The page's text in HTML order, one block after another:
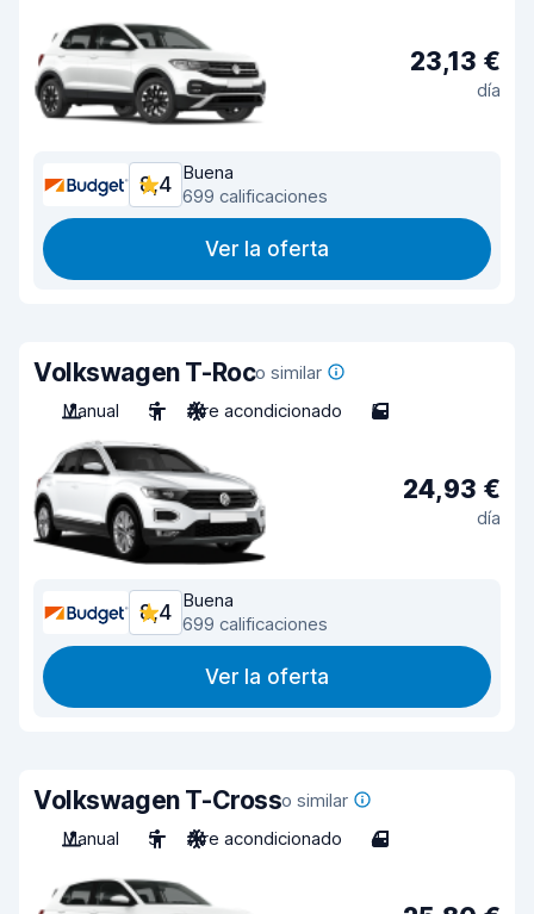
23,13 €
día
8,4
Buena
699 calificaciones
Ver la oferta
Volkswagen T-Roco similar
Manual
5 Aire acondicionado 5
24,93 €
día
8,4
Buena
699 calificaciones
Ver la oferta
Volkswagen T-Crosso similar
Manual
5 Aire acondicionado 4